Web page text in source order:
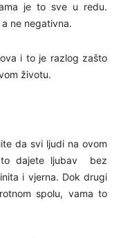
je to sve u redu.
ne negativna.
i to je razlog zašto
životu.
da svi ljudi na ovom
dajete ljubav bez
i vjerna. Dok drugi
spolu, vama to